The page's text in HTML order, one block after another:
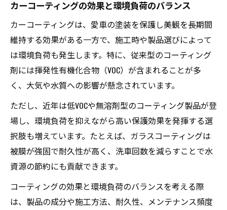
カーコーティングの効果と環境負荷のバランス
カーコーティングは、愛車の塗装を保護し美観を長期間
維持する効果がある一方で、施工時や製品選びによって
は環境負荷も発生します。特に、従来型のコーティング
剤には揮発性有機化合物（VOC）が含まれることが多
く、大気や水質への影響が懸念されています。
ただし、近年は低VOCや無溶剤型のコーティング製品が登
場し、環境負荷を抑えながら高い保護効果を発揮する選
択肢も増えています。たとえば、ガラスコーティングは
被膜が強固で耐久性が高く、洗車回数を減らすことで水
資源の節約にも貢献できます。
コーティングの効果と環境負荷のバランスを考える際
は、製品の成分や施工方法、耐久性、メンテナンス頻度